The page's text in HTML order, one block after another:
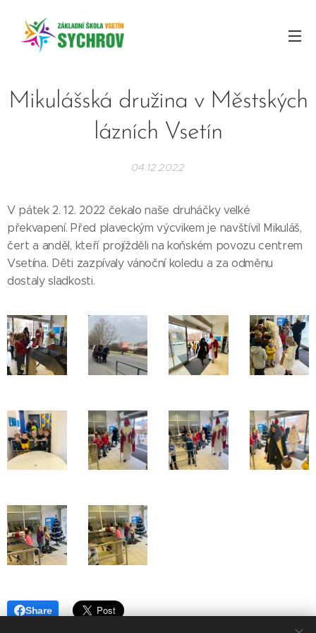
Mikulášská družina v Městských
lázních Vsetín
04.12.2022
V pátek 2. 12. 2022 čekalo naše druháčky velké
překvapení. Před plaveckým výcvikem je navštívil Mikuláš,
čert a anděl, kteří projížděli na koňském povozu centrem
Vsetína. Děti zazpívaly vánoční koledu a za odměnu
dostaly sladkosti.
Share